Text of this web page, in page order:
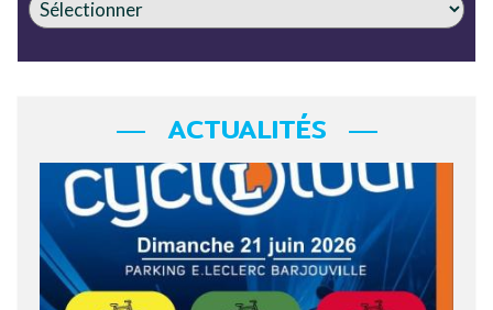
ACTUALITÉS